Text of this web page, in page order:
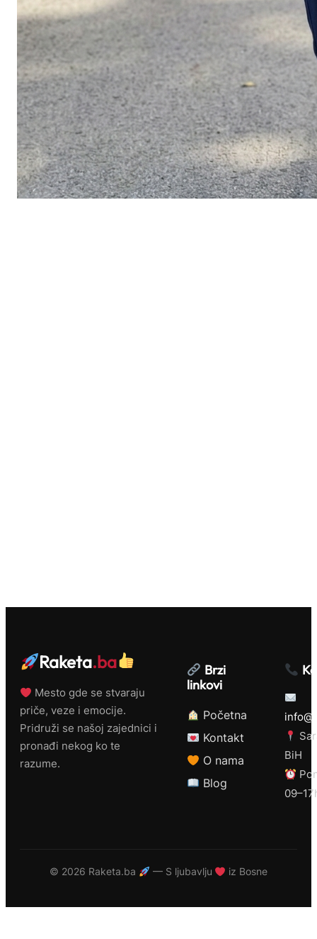
Raketa.ba
Mesto gde se stvaraju
priče, veze i emocije.
Pridruži se našoj zajednici i
pronađi nekog ko te
razume.
Brzi
linkovi
Početna
Kontakt
O nama
Blog
BiH
© 2026 Raketa.ba — S ljubavlju iz Bosne